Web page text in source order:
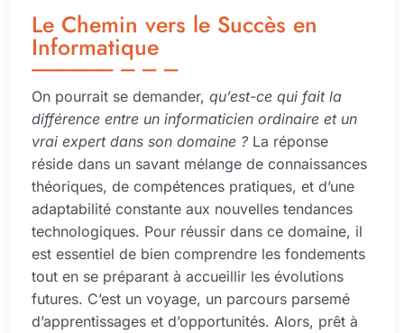
Le Chemin vers le Succès en
Informatique
On pourrait se demander, qu’est-ce qui fait la
différence entre un informaticien ordinaire et un
vrai expert dans son domaine ? La réponse
réside dans un savant mélange de connaissances
théoriques, de compétences pratiques, et d’une
adaptabilité constante aux nouvelles tendances
technologiques. Pour réussir dans ce domaine, il
est essentiel de bien comprendre les fondements
tout en se préparant à accueillir les évolutions
futures. C’est un voyage, un parcours parsemé
d’apprentissages et d’opportunités. Alors, prêt à